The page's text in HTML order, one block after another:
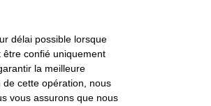
délai possible lorsque
confié uniquement
la meilleure
cette opération, nous
vous assurons que nous